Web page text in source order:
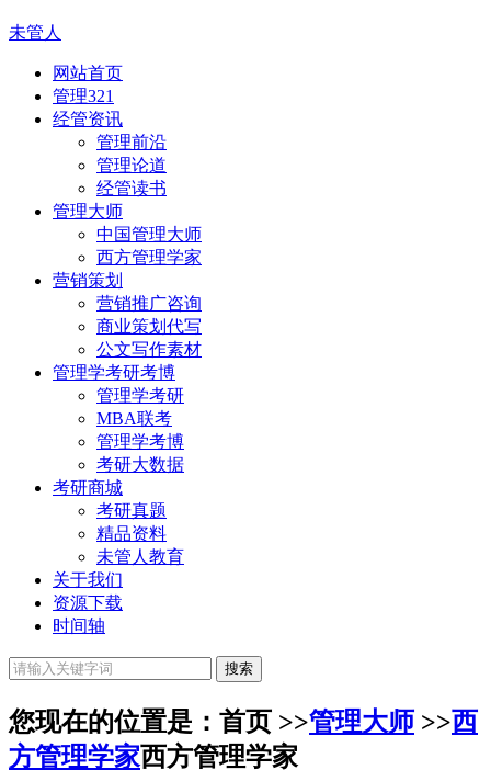
未管人
网站首页
管理321
经管资讯
管理前沿
管理论道
经管读书
管理大师
中国管理大师
西方管理学家
营销策划
营销推广咨询
商业策划代写
公文写作素材
管理学考研考博
管理学考研
MBA联考
管理学考博
考研大数据
考研商城
考研真题
精品资料
未管人教育
关于我们
资源下载
时间轴
您现在的位置是：首页 >>管理大师 >>西
方管理学家西方管理学家